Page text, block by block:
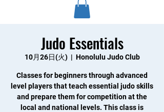
Judo Essentials
10月26日(火)
  |
Honolulu Judo Club
Classes for beginners through advanced
level players that teach essential judo skills
and prepare them for competition at the
local and national levels. This class is